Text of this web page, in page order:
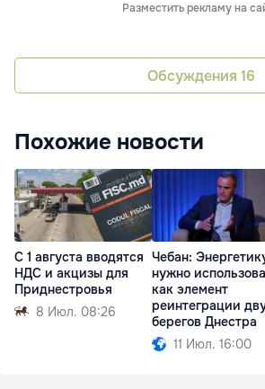
Разместить рекламу на
Обсуждения 16
Похожие новости
С 1 августа вводятся
НДС и акцизы для
Приднестровья
8 Июл. 08:26
Чебан:
нужно
как элемент
реинтеграции
берегов Днестра
11 Июл. 16:00